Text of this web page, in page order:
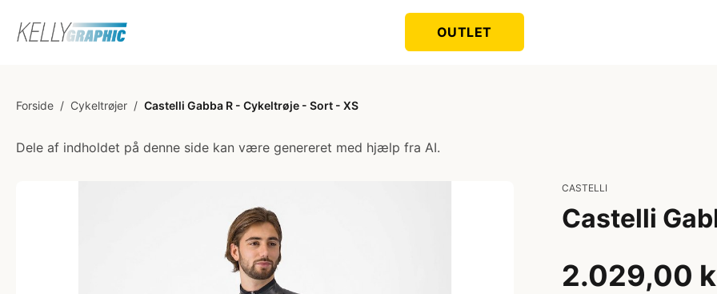
OUTLET
Forside / Cykeltrøjer / Castelli Gabba R - Cykeltrøje - Sort - XS
Dele af indholdet på denne side kan være genereret med hjælp fra AI.
CASTELLI
Castelli
2.029,00